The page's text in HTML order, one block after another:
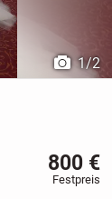
1/2
800 €
Festpreis